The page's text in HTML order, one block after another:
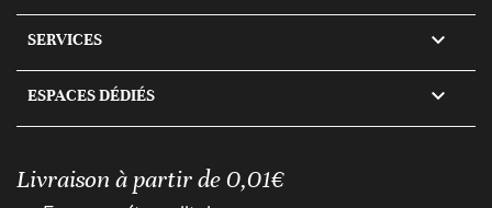
SERVICES 
ESPACES DÉDIÉS 
Livraison à partir de 0,01€